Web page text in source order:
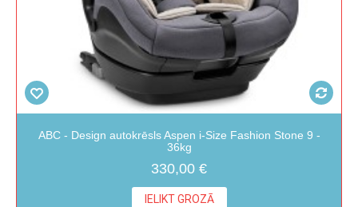
ABC - Design autokrēsls Aspen i-Size Fashion Stone 9 -
36kg
330,00 €
IELIKT GROZĀ